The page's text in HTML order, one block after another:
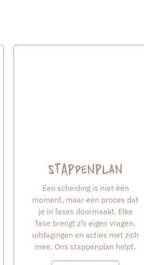
Stappenplan
Een scheiding is niet één
moment, maar een proces dat
je in fases doormaakt. Elke
fase brengt z’n eigen vragen,
uitdagingen en acties met zich
mee. Ons stappenplan helpt.